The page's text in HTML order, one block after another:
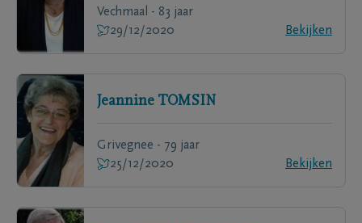
Vechmaal - 83 jaar
29/12/2020
Bekijken
Jeannine TOMSIN
Grivegnee - 79 jaar
25/12/2020
Bekijken